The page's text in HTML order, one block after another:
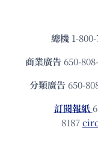
總機 1-
商業廣告 650-
分類廣告 650-
訂閱報紙
8187